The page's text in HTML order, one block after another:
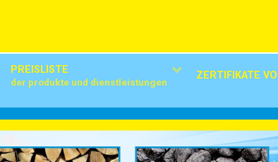
PREISLISTE
der produkte und dienstleistungen
ZERTIFIKATE